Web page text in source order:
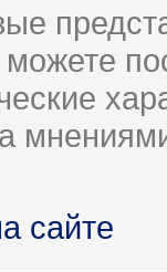
сайте